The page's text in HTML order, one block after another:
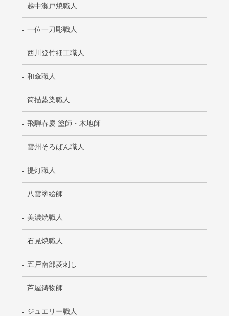
越中瀬戸焼職人
一位一刀彫職人
西川登竹細工職人
和傘職人
筒描藍染職人
飛騨春慶 塗師・木地師
雲州そろばん職人
提灯職人
八雲塗絵師
美濃焼職人
石見焼職人
五戸南部菱刺し
芦屋鋳物師
ジュエリー職人